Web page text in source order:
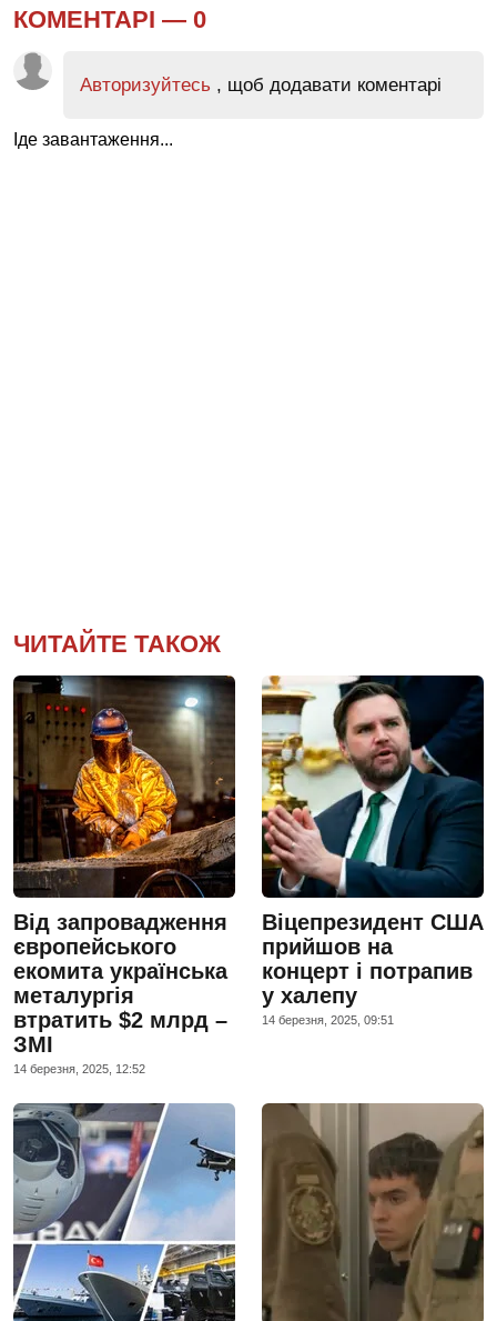
КОМЕНТАРІ — 0
Авторизуйтесь , щоб додавати коментарі
Іде завантаження...
ЧИТАЙТЕ ТАКОЖ
Від запровадження
європейського
екомита українська
металургія
втратить $2 млрд –
ЗМІ
14 березня, 2025, 12:52
Віцепрезидент США
прийшов на
концерт і потрапив
у халепу
14 березня, 2025, 09:51